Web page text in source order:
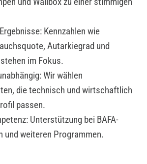
Kennzahlen wie
Autarkiegrad und
im Fokus.
Wir wählen
die technisch und wirtschaftlich
passen.
Unterstützung bei BAFA-
und weiteren Programmen.